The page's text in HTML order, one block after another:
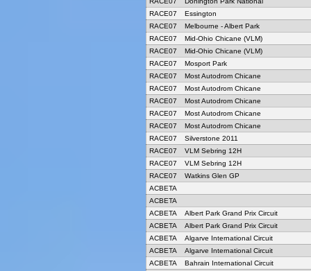
RACE07
Essington
RACE07
Melbourne - Albert Park
RACE07
Mid-Ohio Chicane (VLM)
RACE07
Mid-Ohio Chicane (VLM)
RACE07
Mosport Park
RACE07
Most Autodrom Chicane
RACE07
Most Autodrom Chicane
RACE07
Most Autodrom Chicane
RACE07
Most Autodrom Chicane
RACE07
Most Autodrom Chicane
RACE07
Silverstone 2011
RACE07
VLM Sebring 12H
RACE07
VLM Sebring 12H
RACE07
Watkins Glen GP
ACBETA
ACBETA
ACBETA
Albert Park Grand Prix Circuit
ACBETA
Albert Park Grand Prix Circuit
ACBETA
Algarve International Circuit
ACBETA
Algarve International Circuit
ACBETA
Bahrain International Circuit